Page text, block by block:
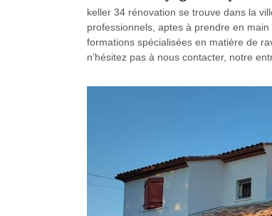
keller 34 rénovation se trouve dans la
professionnels, aptes à prendre en
formations spécialisées en matière de
n’hésitez pas à nous contacter, notre